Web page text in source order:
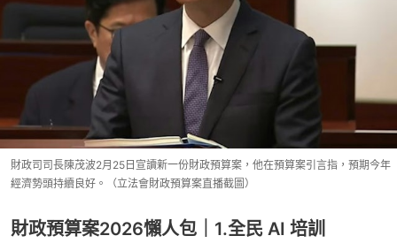
財政司司長陳茂波2月25日宣讀新一份財政預算案，他在預算案引言指，預期今年
經濟勢頭持續良好。（立法會財政預算案直播截圖）
財政預算案2026懶人包｜1.全民 AI 培訓